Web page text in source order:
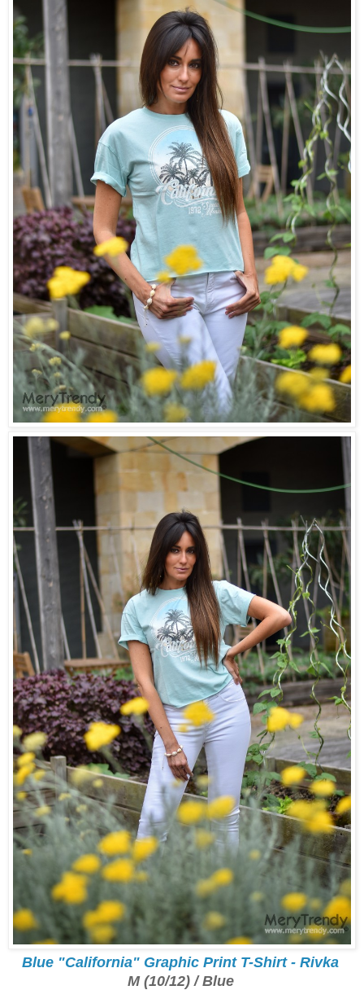
Blue "California" Graphic Print T-Shirt - Rivka
M (10/12) / Blue